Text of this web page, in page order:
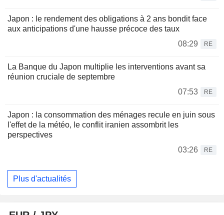
Japon : le rendement des obligations à 2 ans bondit face
aux anticipations d'une hausse précoce des taux
08:29
RE
La Banque du Japon multiplie les interventions avant sa
réunion cruciale de septembre
07:53
RE
Japon : la consommation des ménages recule en juin sous
l'effet de la météo, le conflit iranien assombrit les
perspectives
03:26
RE
Plus d'actualités